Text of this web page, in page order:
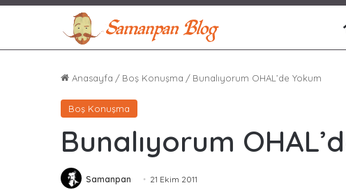
Anasayfa / Boş Konuşma / Bunalıyorum OHAL’de Yokum
Boş Konuşma
Bunalıyorum
Samanpan 21 Ekim 2011